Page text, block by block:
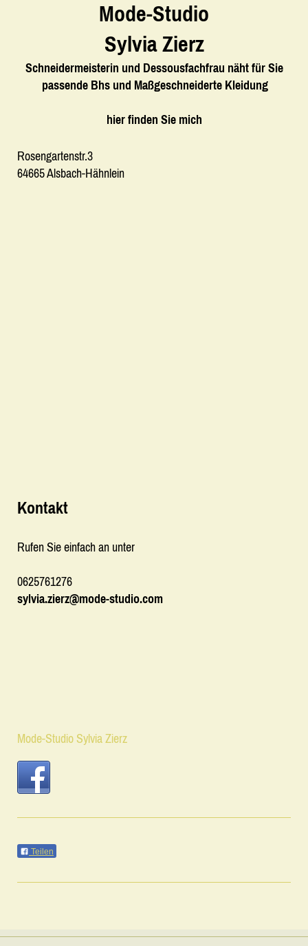
Mode-Studio
Sylvia Zierz
Schneidermeisterin und Dessousfachfrau näht für Sie
passende Bhs und Maßgeschneiderte Kleidung
hier finden Sie mich
Rosengartenstr.3
64665Alsbach-Hähnlein
Kontakt
Rufen Sie einfach an unter
0625761276
sylvia.zierz@mode-studio.com
Mode-Studio Sylvia Zierz
Teilen